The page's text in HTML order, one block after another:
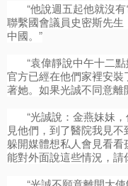
“他說週五起他就沒有
聯繫國會議員史密斯先
中國。”
“袁偉靜說中午十二點
官方已經在他們家裡安
著她。如果光誠不同意離
“光誠說：金燕妹妹，
見他們，到了醫院我見
躲開媒體想私人會見看
能對外面說這些情況，請